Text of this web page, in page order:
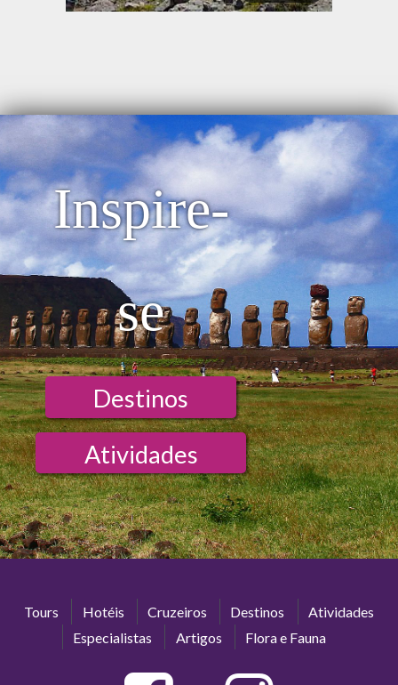
Inspire-
se
Destinos
Atividades
Tours Hotéis Cruzeiros Destinos
Atividades
Especialistas
Artigos Flora e Fauna